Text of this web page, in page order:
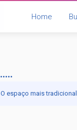
Home
espaço mais